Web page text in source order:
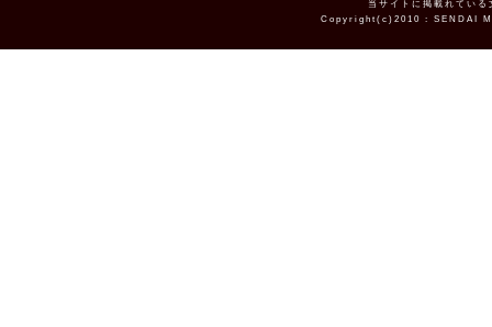
当サイトに掲載れてい
Copyright(c)2010 : SENDAI